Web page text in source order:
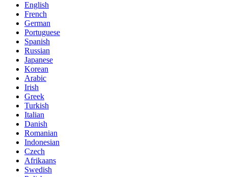
English
French
German
Portuguese
Spanish
Russian
Japanese
Korean
Arabic
Irish
Greek
Turkish
Italian
Danish
Romanian
Indonesian
Czech
Afrikaans
Swedish